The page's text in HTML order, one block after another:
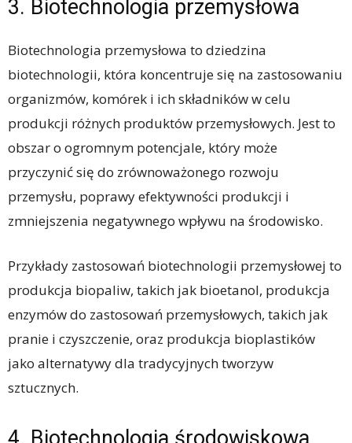
3. Biotechnologia przemysłowa
Biotechnologia przemysłowa to dziedzina
biotechnologii, która koncentruje się na zastosowaniu
organizmów, komórek i ich składników w celu
produkcji różnych produktów przemysłowych. Jest to
obszar o ogromnym potencjale, który może
przyczynić się do zrównoważonego rozwoju
przemysłu, poprawy efektywności produkcji i
zmniejszenia negatywnego wpływu na środowisko.
Przykłady zastosowań biotechnologii przemysłowej to
produkcja biopaliw, takich jak bioetanol, produkcja
enzymów do zastosowań przemysłowych, takich jak
pranie i czyszczenie, oraz produkcja bioplastików
jako alternatywy dla tradycyjnych tworzyw
sztucznych.
4. Biotechnologia środowiskowa